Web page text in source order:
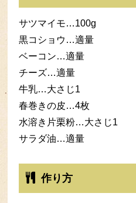
サツマイモ…100g
黒コショウ…適量
ベーコン…適量
チーズ…適量
牛乳…大さじ1
春巻きの皮…4枚
水溶き片栗粉…大さじ1
サラダ油…適量
作り方